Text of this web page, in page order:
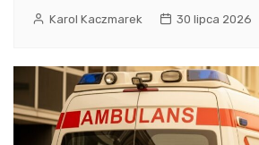
Karol Kaczmarek 30 lipca 2026